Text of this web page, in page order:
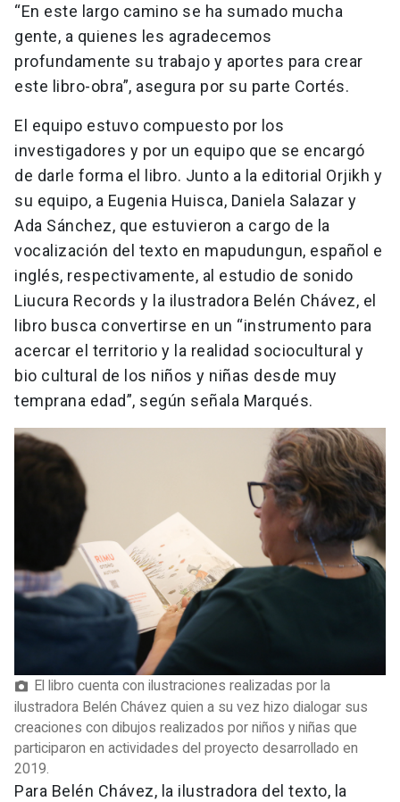
“En este largo camino se ha sumado mucha
gente, a quienes les agradecemos
profundamente su trabajo y aportes para crear
este libro-obra”, asegura por su parte Cortés.
El equipo estuvo compuesto por los
investigadores y por un equipo que se encargó
de darle forma el libro. Junto a la editorial Orjikh y
su equipo, a Eugenia Huisca, Daniela Salazar y
Ada Sánchez, que estuvieron a cargo de la
vocalización del texto en mapudungun, español e
inglés, respectivamente, al estudio de sonido
Liucura Records y la ilustradora Belén Chávez, el
libro busca convertirse en un “instrumento para
acercar el territorio y la realidad sociocultural y
bio cultural de los niños y niñas desde muy
temprana edad”, según señala Marqués.
El libro cuenta con ilustraciones realizadas por la
ilustradora Belén Chávez quien a su vez hizo dialogar sus
creaciones con dibujos realizados por niños y niñas que
participaron en actividades del proyecto desarrollado en
2019.
Para Belén Chávez, la ilustradora del texto, la